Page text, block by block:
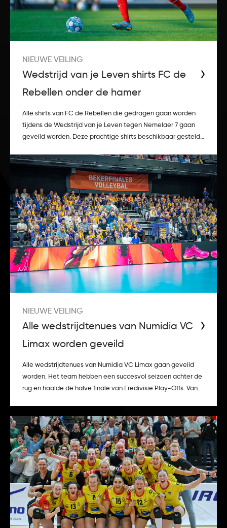
NIEUWE VEILING
Wedstrijd van je Leven shirts FC de
Rebellen onder de hamer
Alle shirts van FC de Rebellen die gedragen gaan worden
tijdens de Wedstrijd van je Leven tegen Nemelaer 7 gaan
geveild worden. Deze prachtige shirts beschikbaar gesteld
NIEUWE VEILING
Alle wedstrijdtenues van Numidia VC
Limax worden geveild
Alle wedstrijdtenues van Numidia VC Limax gaan geveild
worden. Het team hebben een succesvol seizoen achter de
rug en haalde de halve finale van Eredivisie Play-Offs. Vanaf